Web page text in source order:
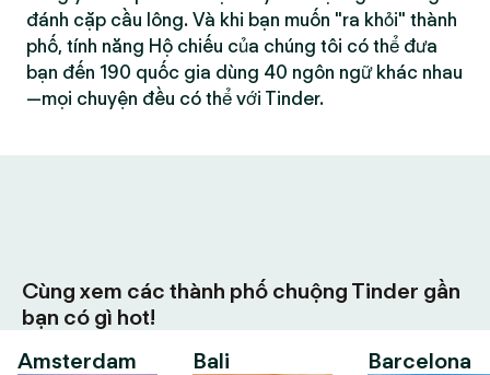
đánh cặp cầu lông. Và khi bạn muốn "ra khỏi" thành
phố, tính năng Hộ chiếu của chúng tôi có thể đưa
bạn đến 190 quốc gia dùng 40 ngôn ngữ khác nhau
—mọi chuyện đều có thể với Tinder.
Cùng xem các thành phố chuộng Tinder gần
bạn có gì hot!
Amsterdam
Bali Barcelona